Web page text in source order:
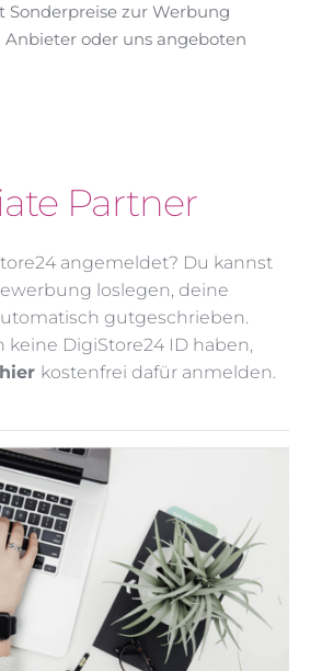
Sonderpreise zur Werbung
oder uns angeboten
Partner
angemeldet? Du kannst
loslegen, deine
gutgeschrieben.
keine DigiStore24 ID haben,
hier kostenfrei dafür anmelden.